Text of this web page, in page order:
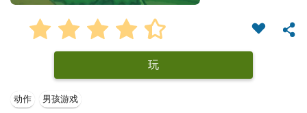
玩
动作 男孩游戏